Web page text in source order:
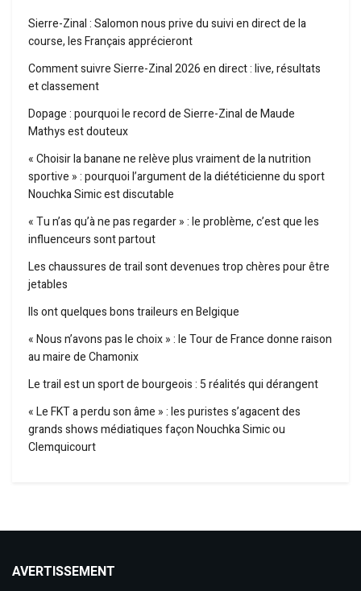
Sierre-Zinal : Salomon nous prive du suivi en direct de la
course, les Français apprécieront
Comment suivre Sierre-Zinal 2026 en direct : live, résultats
et classement
Dopage : pourquoi le record de Sierre-Zinal de Maude
Mathys est douteux
« Choisir la banane ne relève plus vraiment de la nutrition
sportive » : pourquoi l’argument de la diététicienne du sport
Nouchka Simic est discutable
« Tu n’as qu’à ne pas regarder » : le problème, c’est que les
influenceurs sont partout
Les chaussures de trail sont devenues trop chères pour être
jetables
Ils ont quelques bons traileurs en Belgique
« Nous n’avons pas le choix » : le Tour de France donne raison
au maire de Chamonix
Le trail est un sport de bourgeois : 5 réalités qui dérangent
« Le FKT a perdu son âme » : les puristes s’agacent des
grands shows médiatiques façon Nouchka Simic ou
Clemquicourt
AVERTISSEMENT